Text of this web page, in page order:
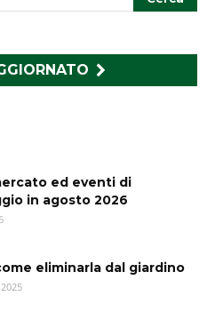
ed eventi di
in agosto 2026
eliminarla dal giardino